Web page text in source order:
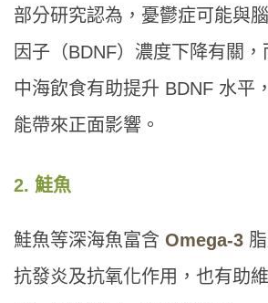
部分研究認為，憂鬱症可能與
因子（BDNF）濃度下降有關
中海飲食有助提升 BDNF 水平
能帶來正面影響。
2. 鮭魚
鮭魚等深海魚富含 Omega-3
抗發炎及抗氧化作用，也有助